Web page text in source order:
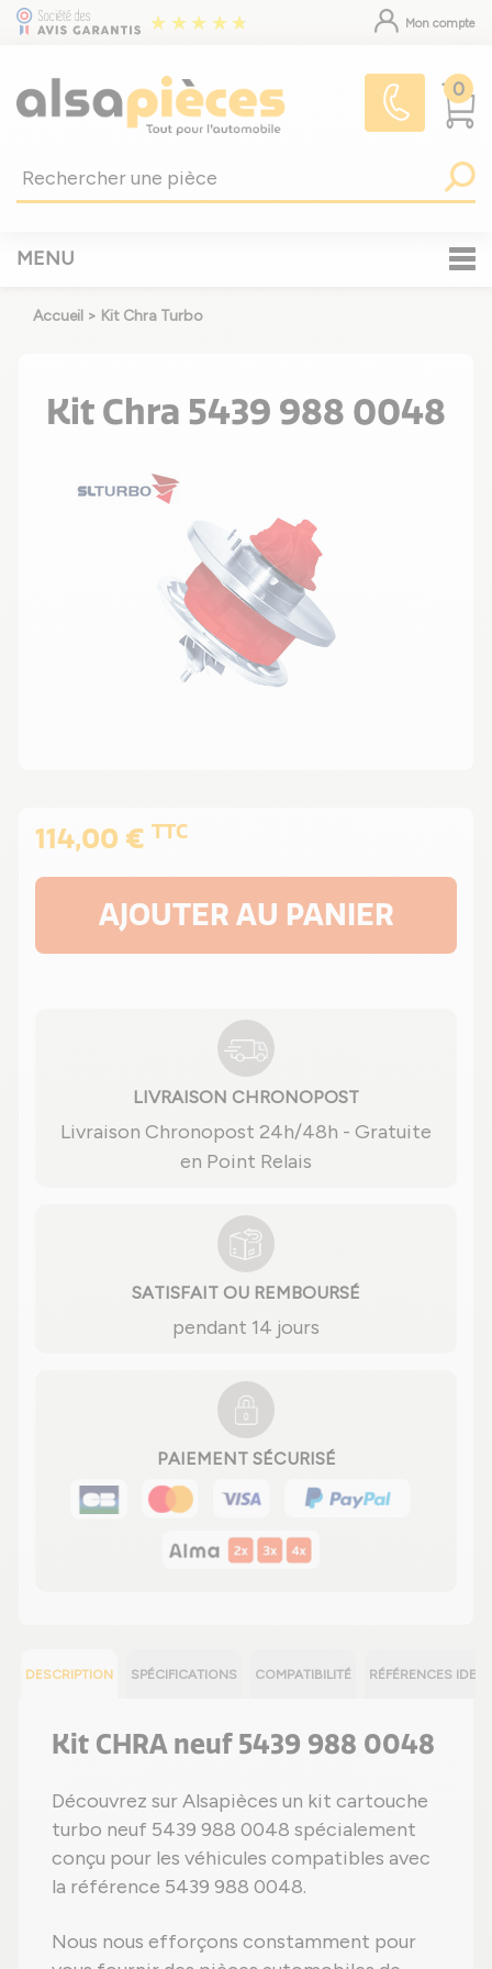
Mon compte
0
MENU
Accueil > Kit Chra Turbo
Kit Chra 5439 988 0048
114,00 € TTC
AJOUTER AU PANIER
LIVRAISON CHRONOPOST
Livraison Chronopost 24h/48h - Gratuite
en Point Relais
SATISFAIT OU REMBOURSÉ
pendant 14 jours
PAIEMENT SÉCURISÉ
DESCRIPTION SPÉCIFICATIONS COMPATIBILITÉ RÉFÉRENCES
Kit CHRA neuf 5439 988 0048
Découvrez sur Alsapièces un kit cartouche
turbo neuf 5439 988 0048 spécialement
conçu pour les véhicules compatibles avec
la référence 5439 988 0048.
Nous nous efforçons constamment pour